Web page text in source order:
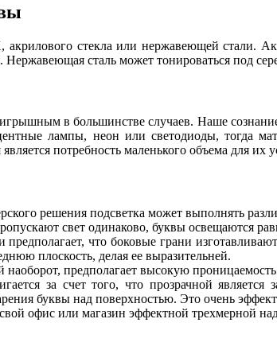
стекла или нержавеющей стали.
сталь может тонироваться под
в большинстве случаев. Наше
лампы, неон или светодиоды, тогда
потребность маленького объема для их
решения подсветка может выполнять
свет одинаково, буквы освещаются
предполагает, что боковые грани
плоскость, делая ее выразительней.
наоборот, предполагает высокую
за счет того, что прозрачной
буквы над поверхностью. Это очень
офис или магазин эффектной трехмерной